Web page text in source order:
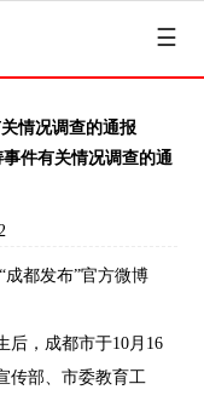
☰
情况调查的通报
件有关情况调查的通
都发布”官方微博
，成都市于10月16
传部、市委教育工